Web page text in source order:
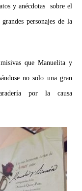
y anécdotas sobre el
personajes de la
que Manuelita y
no solo una gran
por la causa